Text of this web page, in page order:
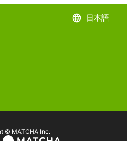
language 日本語
© MATCHA Inc.